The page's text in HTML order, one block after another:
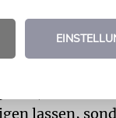
Fest der
lassen,